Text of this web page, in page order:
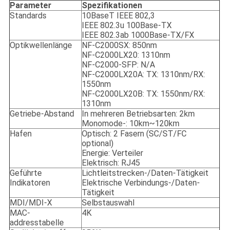
Parameter
Spezifikationen
Standards
10BaseT IEEE 802,3
IEEE 802.3u 100Base-TX
IEEE 802.3ab 1000Base-TX/FX
Optikwellenlänge
NF-C2000SX: 850nm
NF-C2000LX20: 1310nm
NF-C2000-SFP: N/A
NF-C2000LX20A: TX: 1310nm/RX:
1550nm
NF-C2000LX20B: TX: 1550nm/RX:
1310nm
Getriebe-Abstand
In mehreren Betriebsarten: 2km
Monomode-: 10km~120km
Hafen
Optisch: 2 Fasern (SC/ST/FC
optional)
Energie: Verteiler
Elektrisch: RJ45
Geführte
Indikatoren
Lichtleitstrecken-/Daten-Tätigkeit
Elektrische Verbindungs-/Daten-
Tätigkeit
MDI/MDI-X
Selbstauswahl
MAC-
addresstabelle
4K